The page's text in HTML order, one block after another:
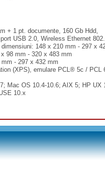
+ 1 pt. documente, 160 Gb Hdd,
USB 2.0, Wireless Ethernet
148 x 210 mm - 297 x
98 mm - 320 x 483 mm
- 297 x 432 mm
(XPS), emulare PCL® 5c / PCL
Mac OS 10.4-10.6; AIX 5; HP UX
10.x